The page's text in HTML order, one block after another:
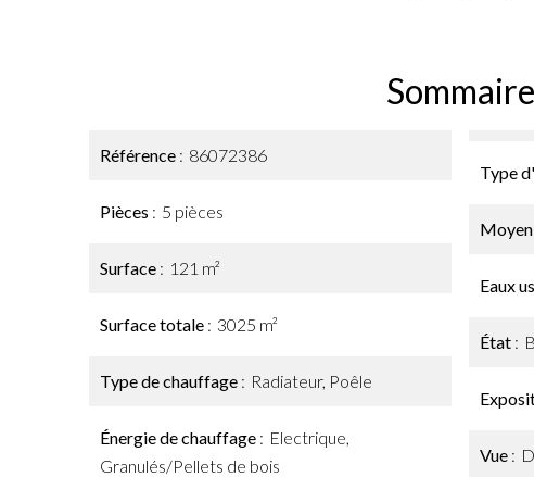
Sommaire
Référence 86072386
Pièces 5 pièces
Surface 121 m²
Surface totale 3025 m²
Type de chauffage Radiateur, Poêle
Énergie de chauffage
Electrique,
Granulés/Pellets de bois
Type
Eaux
État
Vue